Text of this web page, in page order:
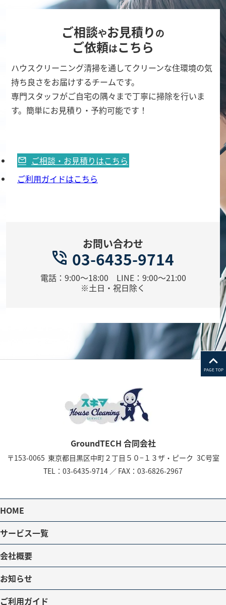
ご相談やお見積りの
ご依頼はこちら
ハウスクリーニング清掃を通してクリーンな住環境の気
持ち良さをお届けするチームです。
専門スタッフがご自宅の隅々まで丁寧に掃除を行いま
す。簡単にお見積り・予約可能です！
ご相談・お見積りはこちら
ご利用ガイドはこちら
お問い合わせ
03-6435-9714
電話：9:00～18:00 LINE：9:00～21:00
※土日・祝日除く
PAGE TOP
GroundTECH 合同会社
〒153-0065 東京都目黒区中町２丁目５０−１３ザ・ピーク 3C号室
TEL： 03-6435-9714 ／ FAX：03-6826-2967
HOME
サービス一覧
会社概要
お知らせ
ご利用ガイド